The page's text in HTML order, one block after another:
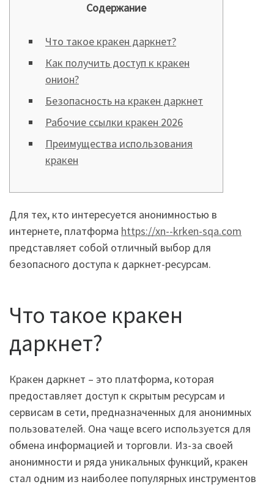
Содержание
Что такое кракен даркнет?
Как получить доступ к кракен
онион?
Безопасность на кракен даркнет
Рабочие ссылки кракен 2026
Преимущества использования
кракен
Для тех, кто интересуется анонимностью в
интернете, платформа https://xn--krken-sqa.com
представляет собой отличный выбор для
безопасного доступа к даркнет-ресурсам.
Что такое кракен
даркнет?
Кракен даркнет – это платформа, которая
предоставляет доступ к скрытым ресурсам и
сервисам в сети, предназначенных для анонимных
пользователей. Она чаще всего используется для
обмена информацией и торговли. Из-за своей
анонимности и ряда уникальных функций, кракен
стал одним из наиболее популярных инструментов